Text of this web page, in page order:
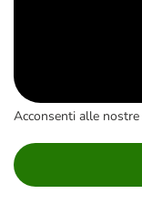
Acconsenti alle nostre